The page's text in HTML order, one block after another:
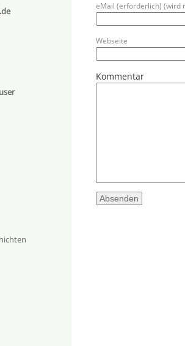
eMail (erforderlich) (wird
Webseite
Kommentar